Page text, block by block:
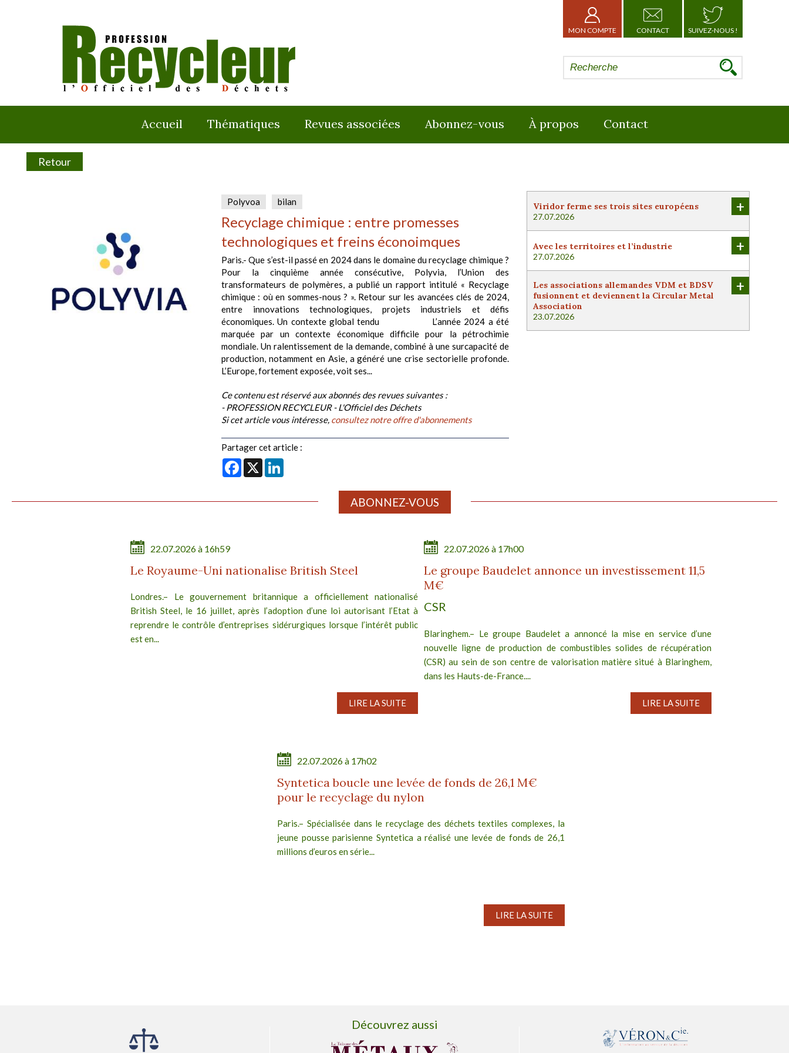
MON COMPTE CONTACT SUIVEZ-NOUS !
Accueil Thématiques Revues associées Abonnez-vous À propos Contact
Retour
Polyvoa bilan
Recyclage chimique : entre promesses
technologiques et freins éconoimques
Paris.- Que s’est-il passé en 2024 dans le domaine du recyclage chimique ?
Pour la cinquième année consécutive, Polyvia, l’Union des
transformateurs de polymères, a publié un rapport intitulé « Recyclage
chimique : où en sommes-nous ? ». Retour sur les avancées clés de 2024,
entre innovations technologiques, projets industriels et défis
économiques. Un contexte global tendu L’année 2024 a été
marquée par un contexte économique difficile pour la pétrochimie
mondiale. Un ralentissement de la demande, combiné à une surcapacité de
production, notamment en Asie, a généré une crise sectorielle profonde.
L’Europe, fortement exposée, voit ses...
Ce contenu est réservé aux abonnés des revues suivantes :
- PROFESSION RECYCLEUR - L'Officiel des Déchets
Si cet article vous intéresse, consultez notre offre d'abonnements
Partager cet article :
Facebook
X
Viridor ferme ses trois sites européens
27.07.2026
+
Avec les territoires et l’industrie
27.07.2026
+
Les associations allemandes VDM et BDSV
fusionnent et deviennent la Circular Metal
Association
23.07.2026
+
ABONNEZ-VOUS
22.07.2026 à 16h59
Le Royaume-Uni nationalise British Steel
Londres.– Le gouvernement britannique a officiellement nationalisé
British Steel, le 16 juillet, après l’adoption d’une loi autorisant l’Etat à
reprendre le contrôle d’entreprises sidérurgiques lorsque l’intérêt public
est en...
LIRE LA SUITE
22.07.2026 à 17h00
Le groupe Baudelet annonce un investissement 11,5
M€
CSR
Blaringhem.– Le groupe Baudelet a annoncé la mise en service d’une
nouvelle ligne de production de combustibles solides de récupération
(CSR) au sein de son centre de valorisation matière situé à Blaringhem,
dans les Hauts-de-France....
LIRE LA SUITE
22.07.2026 à 17h02
Syntetica boucle une levée de fonds de 26,1 M€
pour le recyclage du nylon
Paris.– Spécialisée dans le recyclage des déchets textiles complexes, la
jeune pousse parisienne Syntetica a réalisé une levée de fonds de 26,1
millions d’euros en série...
LIRE LA SUITE
Découvrez aussi